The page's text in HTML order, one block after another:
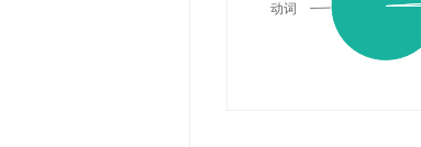
动词